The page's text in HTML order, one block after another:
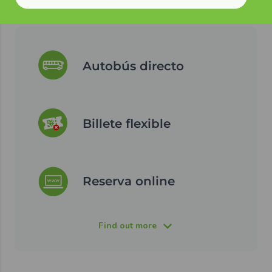
Autobús directo
Billete flexible
Reserva online
Find out more